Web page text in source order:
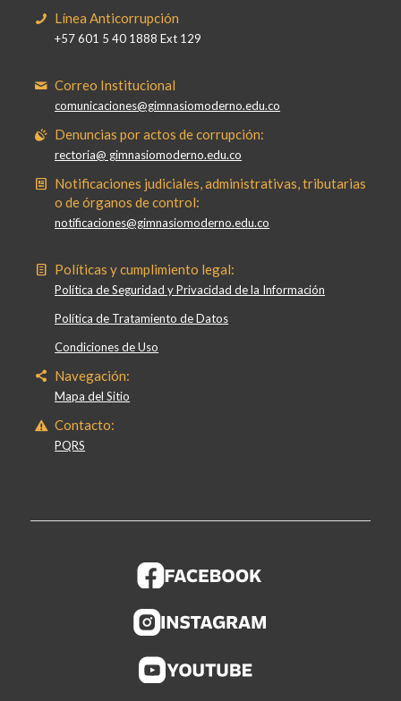
Línea Anticorrupción
+57 601 5 40 1888 Ext 129
Correo Institucional
comunicaciones@gimnasiomoderno.edu.co
Denuncias por actos de corrupción:
rectoria@ gimnasiomoderno.edu.co
Notificaciones judiciales, administrativas, tributarias
o de órganos de control:
notificaciones@gimnasiomoderno.edu.co
Políticas y cumplimiento legal:
Política de Seguridad y Privacidad de la Información
Política de Tratamiento de Datos
Condiciones de Uso
Navegación:
Mapa del Sitio
Contacto:
PQRS